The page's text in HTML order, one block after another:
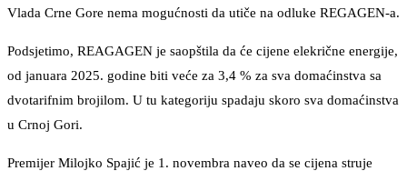
Vlada Crne Gore nema mogućnosti da utiče na odluke REGAGEN-a.
Podsjetimo, REAGAGEN je saopštila da će cijene elekrične energije,
od januara 2025. godine biti veće za 3,4 % za sva domaćinstva sa
dvotarifnim brojilom. U tu kategoriju spadaju skoro sva domaćinstva
u Crnoj Gori.
Premijer Milojko Spajić je 1. novembra naveo da se cijena struje